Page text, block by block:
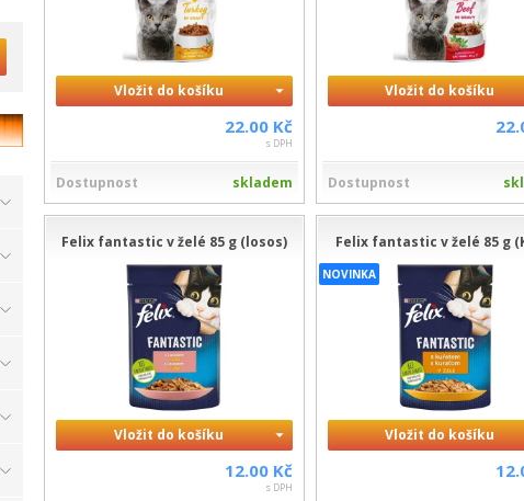
Vložit do košíku
22.00 Kč
s DPH
Dostupnost skladem
Vložit do košíku
Dostupnost
Felix fantastic v želé 85 g (losos)
Vložit do košíku
12.00 Kč
s DPH
Felix fantastic v želé 85 g
NOVINKA
Vložit do košíku